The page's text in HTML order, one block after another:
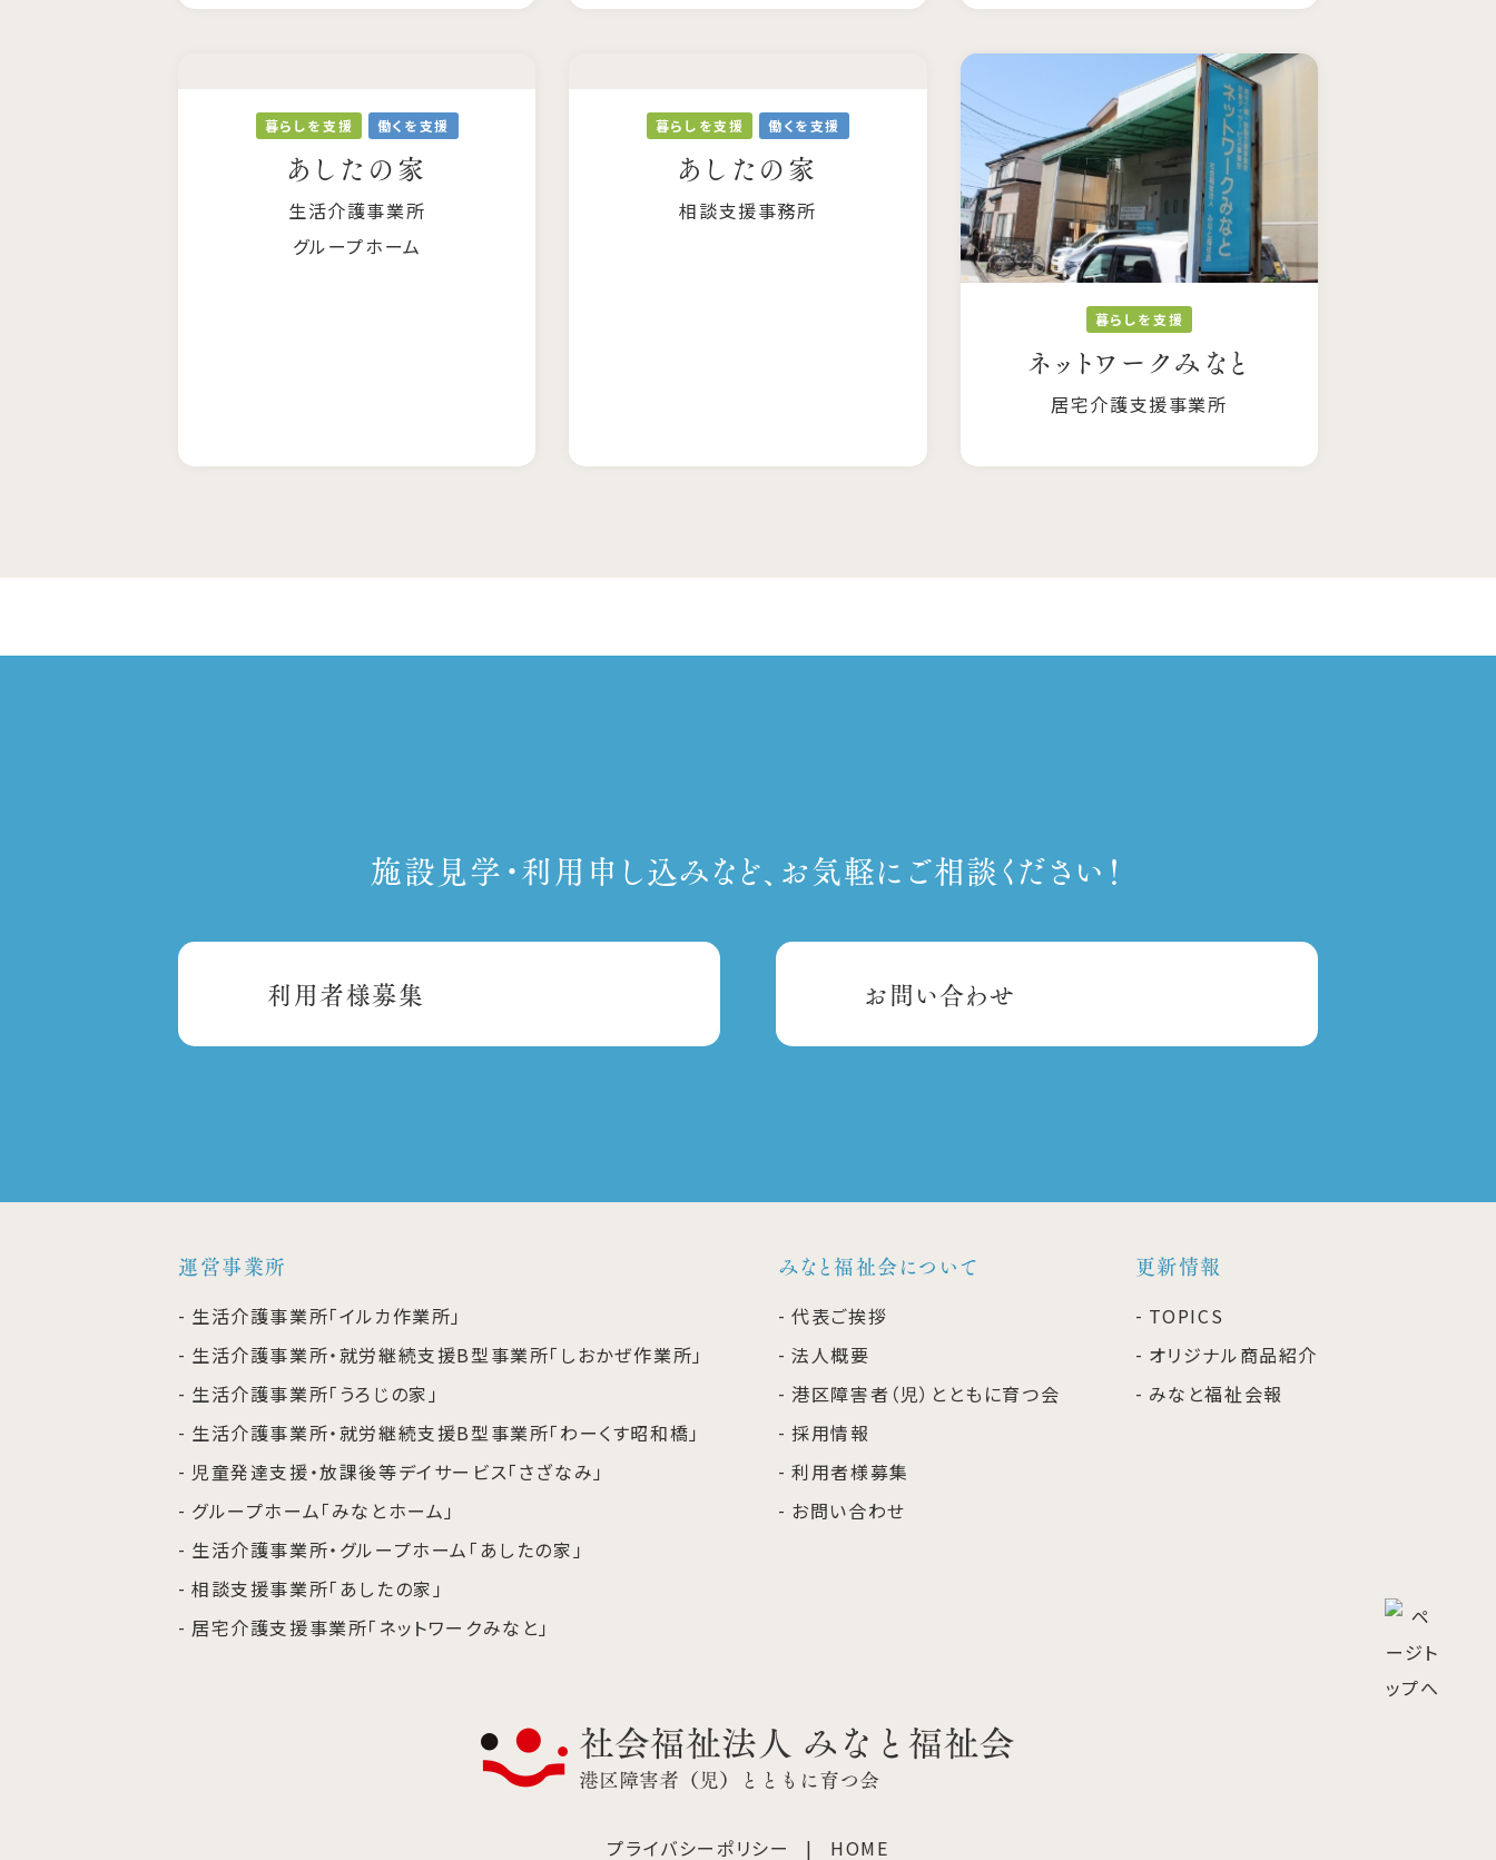
暮らしを支援 働くを支援
あしたの家
生活介護事業所
グループホーム
暮らしを支援 働くを支援
あしたの家
相談支援事務所
暮らしを支援
ネットワークみなと
居宅介護支援事業所
施設見学・利用申し込みなど、お気軽にご相談ください！
利用者様募集 お問い合わせ
運営事業所
生活介護事業所「イルカ作業所」
生活介護事業所・就労継続支援B型事業所「しおかぜ作業所」
生活介護事業所「うろじの家」
生活介護事業所・就労継続支援B型事業所「わーくす昭和橋」
児童発達支援・放課後等デイサービス「さざなみ」
グループホーム「みなとホーム」
生活介護事業所・グループホーム「あしたの家」
相談支援事業所「あしたの家」
居宅介護支援事業所「ネットワークみなと」
みなと福祉会について
代表ご挨拶
法人概要
港区障害者（児）とともに育つ会
採用情報
利用者様募集
お問い合わせ
更新情報
TOPICS
オリジナル商品紹介
みなと福祉会報
プライバシーポリシー HOME